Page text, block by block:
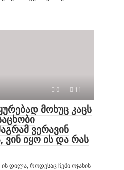
0 11
მოხუც კაცს
ვერავინ
იყო ის და რას
დილა, როდესაც ჩემი ოჯახის